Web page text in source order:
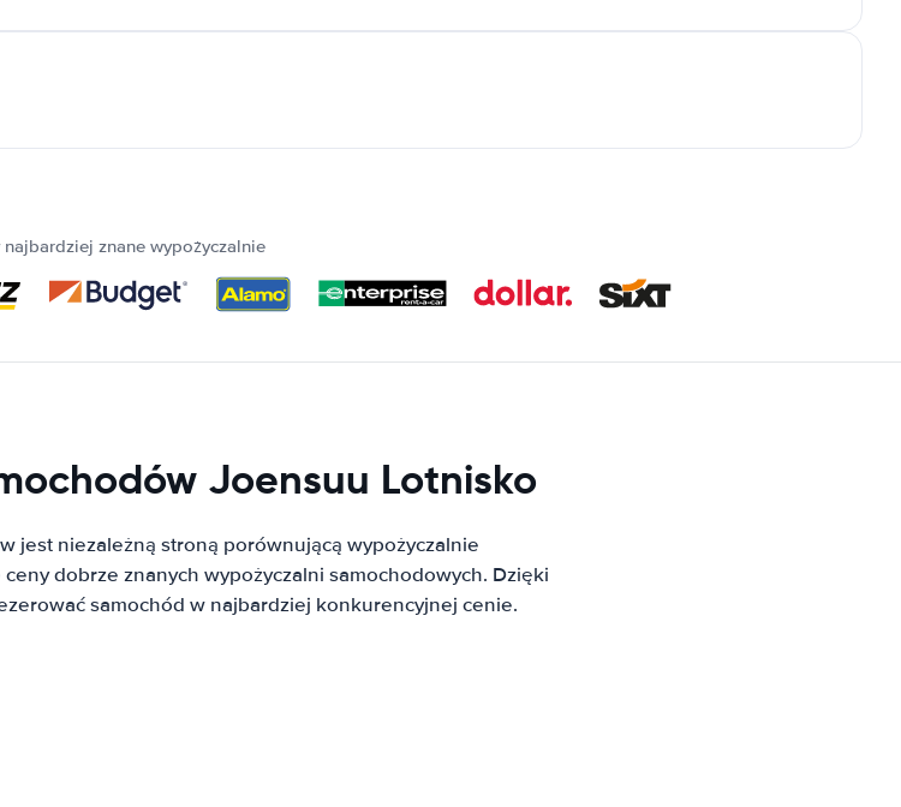
najbardziej znane wypożyczalnie
Joensuu Lotnisko
jest niezależną stroną porównującą wypożyczalnie
dobrze znanych wypożyczalni samochodowych. Dzięki
samochód w najbardziej konkurencyjnej cenie.